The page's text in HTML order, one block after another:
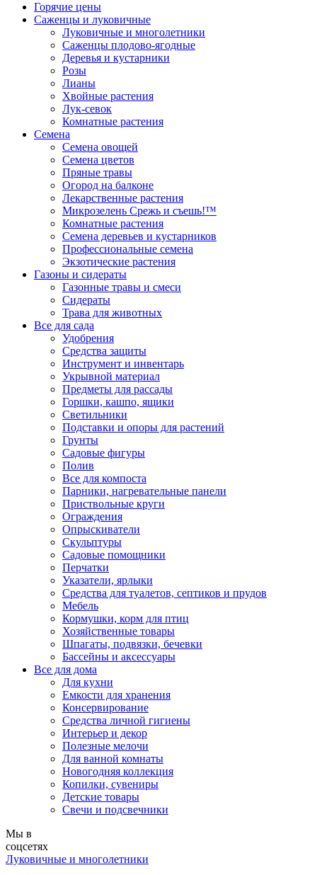
Горячие цены
Саженцы и луковичные
Луковичные и многолетники
Саженцы плодово-ягодные
Деревья и кустарники
Розы
Лианы
Хвойные растения
Лук-севок
Комнатные растения
Семена
Семена овощей
Семена цветов
Пряные травы
Огород на балконе
Лекарственные растения
Микрозелень Срежь и съешь!™
Комнатные растения
Семена деревьев и кустарников
Профессиональные семена
Экзотические растения
Газоны и сидераты
Газонные травы и смеси
Сидераты
Трава для животных
Все для сада
Удобрения
Средства защиты
Инструмент и инвентарь
Укрывной материал
Предметы для рассады
Горшки, кашпо, ящики
Светильники
Подставки и опоры для растений
Грунты
Садовые фигуры
Полив
Все для компоста
Парники, нагревательные панели
Приствольные круги
Ограждения
Опрыскиватели
Скульптуры
Садовые помощники
Перчатки
Указатели, ярлыки
Средства для туалетов, септиков и прудов
Мебель
Кормушки, корм для птиц
Хозяйственные товары
Шпагаты, подвязки, бечевки
Бассейны и аксессуары
Все для дома
Для кухни
Емкости для хранения
Консервирование
Средства личной гигиены
Интерьер и декор
Полезные мелочи
Для ванной комнаты
Новогодняя коллекция
Копилки, сувениры
Детские товары
Свечи и подсвечники
Мы в
соцсетях
Луковичные и многолетники